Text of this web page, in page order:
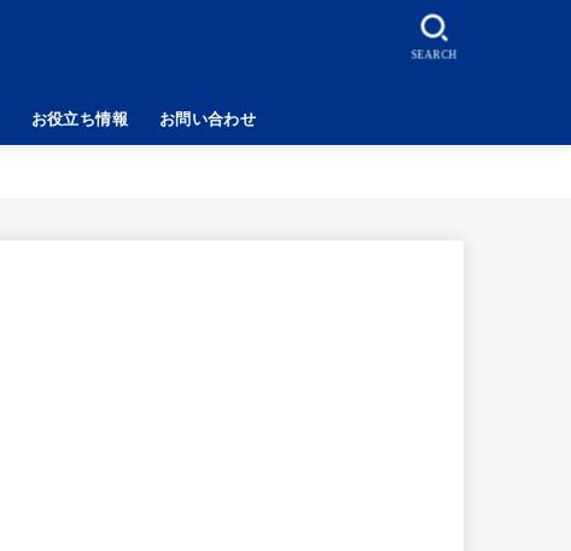
お役立ち情報 お問い合わせ
SEARCH